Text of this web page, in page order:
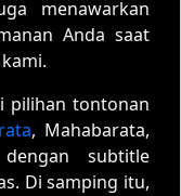
menawarkan
Anda saat
pilihan tontonan
, Mahabarata,
subtitle
Di samping itu,